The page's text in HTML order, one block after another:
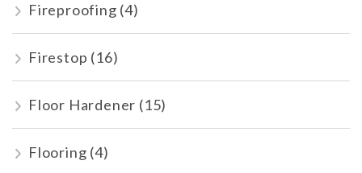
Fireproofing (4)
Firestop (16)
Floor Hardener (15)
Flooring (4)